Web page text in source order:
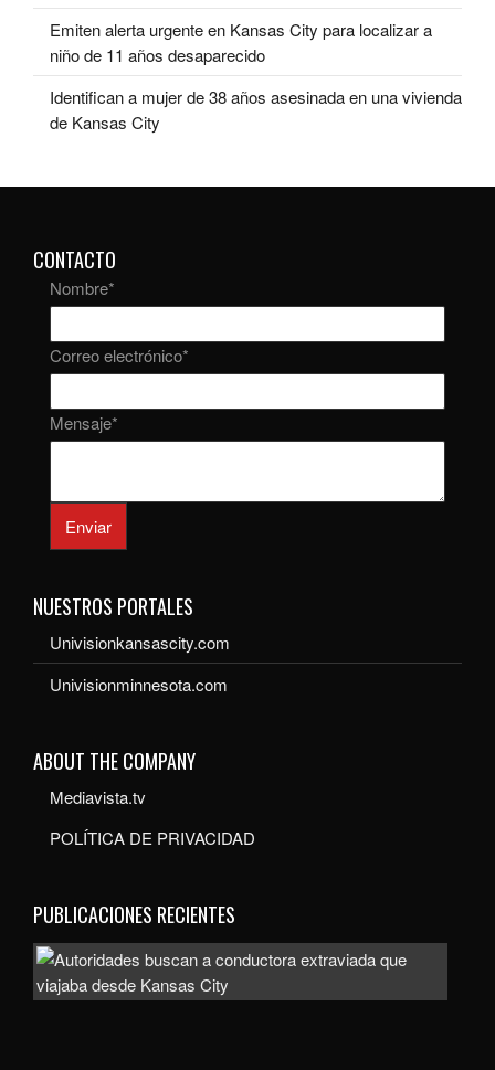
Emiten alerta urgente en Kansas City para localizar a
niño de 11 años desaparecido
Identifican a mujer de 38 años asesinada en una vivienda
de Kansas City
CONTACTO
Nombre*
Correo electrónico*
Mensaje*
Enviar
NUESTROS PORTALES
Univisionkansascity.com
Univisionminnesota.com
ABOUT THE COMPANY
Mediavista.tv
POLÍTICA DE PRIVACIDAD
PUBLICACIONES RECIENTES